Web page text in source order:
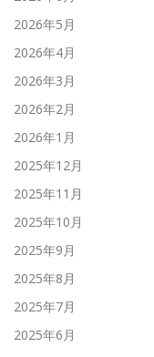
2026年5月
2026年4月
2026年3月
2026年2月
2026年1月
2025年12月
2025年11月
2025年10月
2025年9月
2025年8月
2025年7月
2025年6月